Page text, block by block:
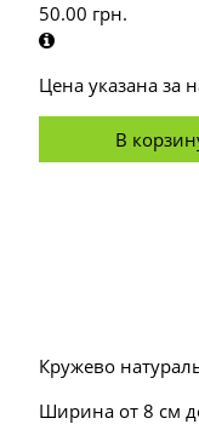
50.00 грн.
Цена указана за
В
Кружево
Ширина от 8 см